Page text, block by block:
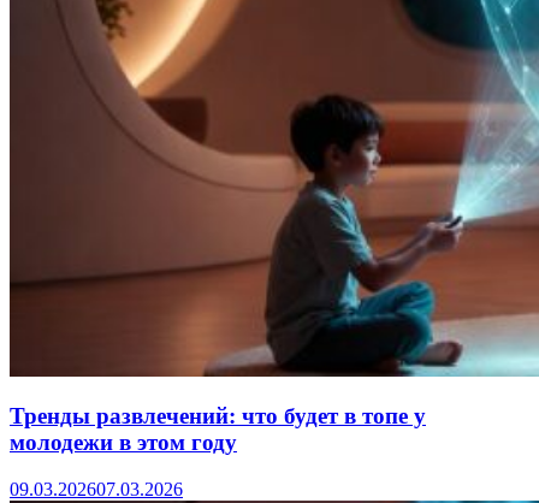
Тренды развлечений: что будет в топе у
молодежи в этом году
09.03.202607.03.2026